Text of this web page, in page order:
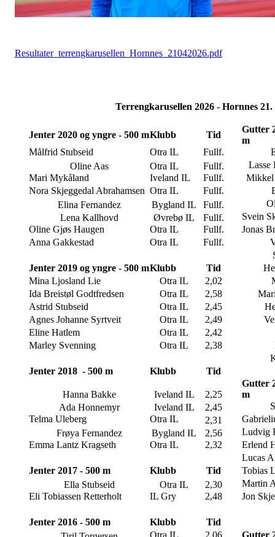
Resultater_terrengkarusellen_Hornnes_21042026.pdf
Terrengkarusellen 2026 -
Jenter 2020 og yngre - 500 mKlubb Tid
Gutter
m
Målfrid Stubseid
Otra IL Fullf.
Oline Aas
Otra IL Fullf.
Lasse
Mari Mykåland
Iveland IL Fullf.
Mikkel
Nora Skjeggedal Abrahamsen Otra IL Fullf.
Elina Fernandez
Bygland IL Fullf.
Lena Kallhovd
Øvrebø IL Fullf.
Svein
Oline Gjøs Haugen
Otra IL Fullf.
Jonas
Anna Gakkestad
Otra IL Fullf.
Jenter 2019 og yngre - 500 mKlubb Tid
Mina Ljosland Lie
Otra IL 2,02
Ida Breistøl Godtfredsen
Otra IL 2,58
Astrid Stubseid
Otra IL 2,45
Agnes Johanne Syrtveit
Otra IL 2,49
Eline Hatlem
Otra IL
2,42
Marley Svenning
Otra IL 2,38
Jenter 2018 - 500 m
Klubb Tid
Hanna Bakke Iveland IL 2,25
Gutter
m
Ada Honnemyr
Iveland IL 2,45
Telma Uleberg
Otra IL 2,31
Frøya Fernandez
Bygland IL 2,56
Ludvig
Emma Lantz Kragseth
Otra IL 2,32
Erlend
Lucas
Jenter 2017 - 500 m
Klubb Tid
Tobias
Ella Stubseid
Otra IL 2,30
Martin
Eli Tobiassen Retterholt
IL Gry 2,48 Jon
Jenter 2016 - 500 m Klubb
Tid
Otra IL 2,06
Gutter